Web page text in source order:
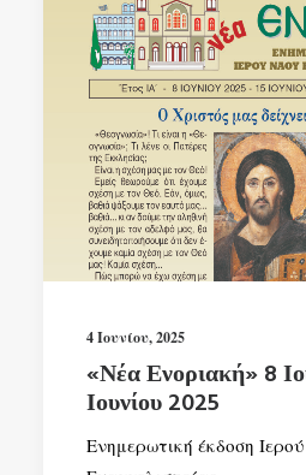
4 Ιουνίου, 2025
«Νέα Ενοριακή» 8
Ιουνίου 2025
Ενημερωτική έκδοση